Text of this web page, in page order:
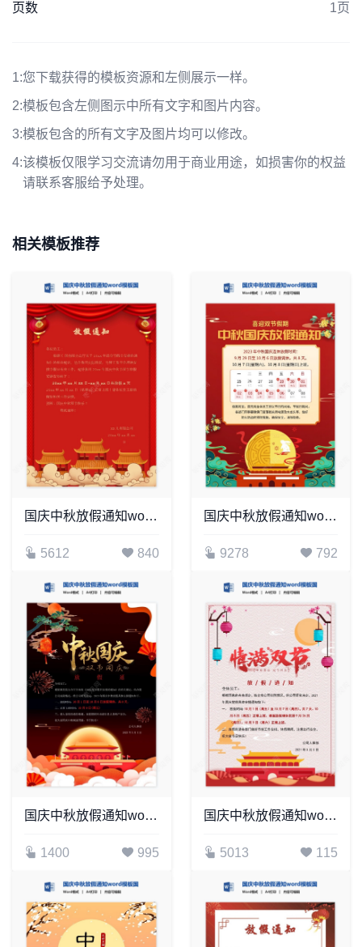
页数 1页
1:您下载获得的模板资源和左侧展示一样。
2:模板包含左侧图示中所有文字和图片内容。
3:模板包含的所有文字及图片均可以修改。
4:该模板仅限学习交流请勿用于商业用途，如损害你的权益
请联系客服给予处理。
相关模板推荐
国庆中秋放假通知word模板国庆放假安排(20)
5612 840
国庆中秋放假通知word模板国庆放假安排(3)
9278 792
国庆中秋放假通知word模板国庆放假安排(17)
1400 995
国庆中秋放假通知word模板国庆放假安排(6)
5013 115